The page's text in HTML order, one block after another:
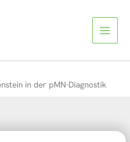
in der pMN-Diagnostik